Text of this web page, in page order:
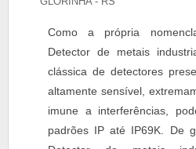
Como a própria
Detector de metais
clássica de detectores
altamente sensível,
imune a interferências,
padrões IP até IP69K. De